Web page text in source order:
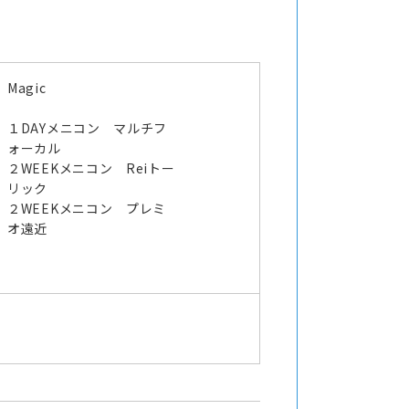
Magic
１DAYメニコン マルチフ
ォーカル
２WEEKメニコン Reiトー
リック
２WEEKメニコン プレミ
オ遠近